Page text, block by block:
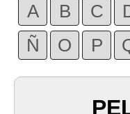
A B C
Ñ
O P